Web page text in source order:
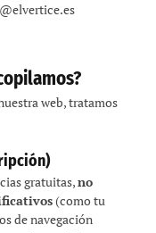
web, tratamos
gratuitas,no
(como tu
de navegación